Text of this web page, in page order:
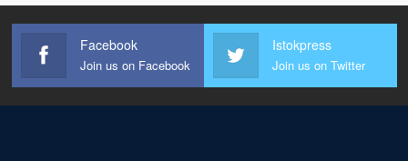
Facebook
Join us on Facebook
Istokpress
Join us on Twitter